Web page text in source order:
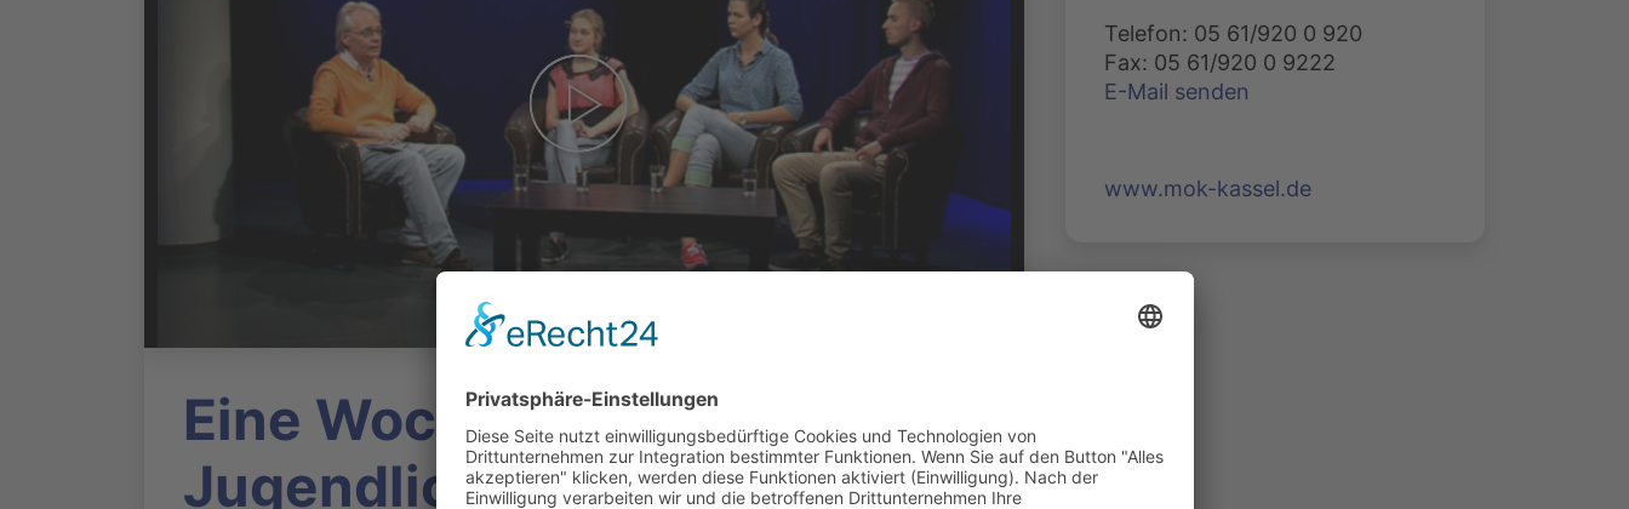
Eine Woche in Deutschland -
Jugendliche aus
Telefon: 05 61/920 0 920
Fax: 05 61/920 0 9222
E-Mail senden
www.mok-kassel.de